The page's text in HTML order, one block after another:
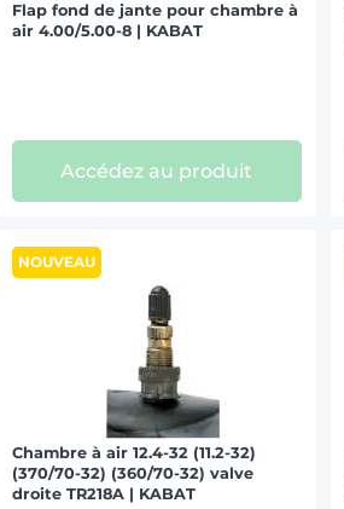
Flap fond de jante pour chambre à
air 4.00/5.00-8 | KABAT
Accédez au produit
NOUVEAU
Chambre à air 12.4-32 (11.2-32)
(370/70-32) (360/70-32) valve
droite TR218A | KABAT